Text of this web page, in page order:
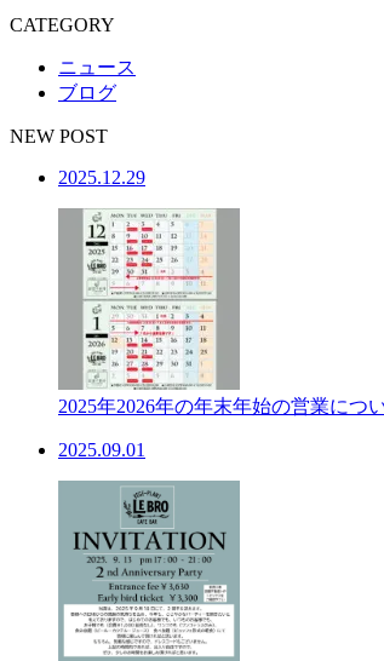
CATEGORY
ニュース
ブログ
NEW POST
2025.12.29
2025年2026年の年末年始の営業につ
2025.09.01